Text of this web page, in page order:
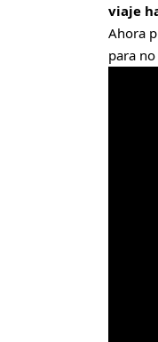
viaje
Ahora
para